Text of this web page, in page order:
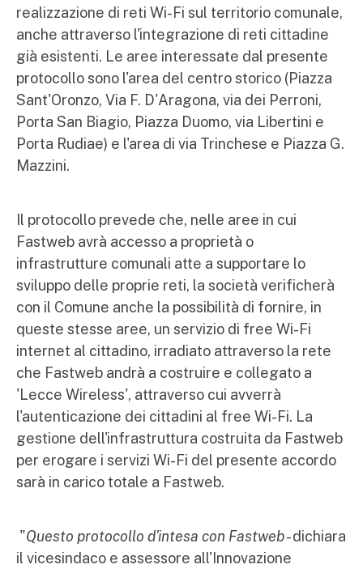
realizzazione di reti Wi-Fi sul territorio comunale,
anche attraverso l'integrazione di reti cittadine
già esistenti. Le aree interessate dal presente
protocollo sono l'area del centro storico (Piazza
Sant'Oronzo, Via F. D'Aragona, via dei Perroni,
Porta San Biagio, Piazza Duomo, via Libertini e
Porta Rudiae) e l'area di via Trinchese e Piazza G.
Mazzini.
Il protocollo prevede che, nelle aree in cui
Fastweb avrà accesso a proprietà o
infrastrutture comunali atte a supportare lo
sviluppo delle proprie reti, la società verificherà
con il Comune anche la possibilità di fornire, in
queste stesse aree, un servizio di free Wi-Fi
internet al cittadino, irradiato attraverso la rete
che Fastweb andrà a costruire e collegato a
'Lecce Wireless', attraverso cui avverrà
l'autenticazione dei cittadini al free Wi-Fi. La
gestione dell'infrastruttura costruita da Fastweb
per erogare i servizi Wi-Fi del presente accordo
sarà in carico totale a Fastweb.
"Questo protocollo d'intesa con Fastweb- dichiara
il vicesindaco e assessore all'Innovazione